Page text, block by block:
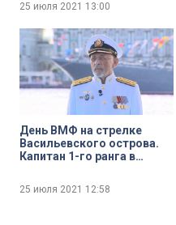
25 июля 2021 13:00
День ВМФ на стрелке
Васильевского острова.
Капитан 1-го ранга в
25 июля 2021 12:58